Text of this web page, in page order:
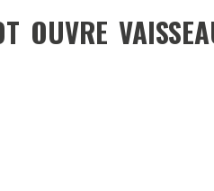
OUVRE